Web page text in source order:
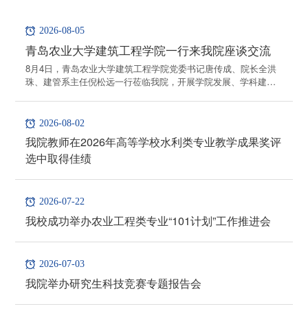
2026-08-05
青岛农业大学建筑工程学院一行来我院座谈交流
8月4日，青岛农业大学建筑工程学院党委书记唐传成、院长全洪
珠、建管系主任倪松远一行莅临我院，开展学院发展、学科建
长参加交流座谈会。座谈会上，李茉首先代表学院对唐传成书
发展脉络，从学院发展历程、学科布局、师资梯队等方面进行系
统分享。...
2026-08-02
我院教师在2026年高等学校水利类专业教学成果奖评
选中取得佳绩
2026-07-22
我校成功举办农业工程类专业“101计划”工作推进会
2026-07-03
我院举办研究生科技竞赛专题报告会